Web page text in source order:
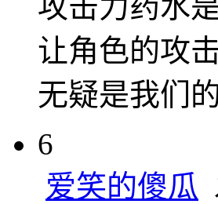
让角色的攻
无疑是我们
6
爱笑的傻瓜